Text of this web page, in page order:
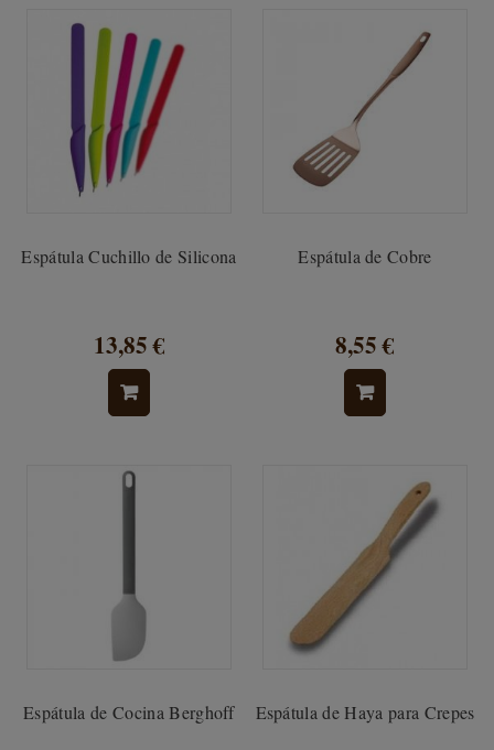
Espátula Cuchillo de Silicona
13,85 €
Espátula de Cobre
8,55 €
Espátula de Cocina Berghoff Espátula de Haya para Crepes